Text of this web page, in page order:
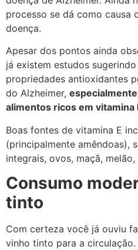
processo se dá como causa
doença.
Apesar dos pontos ainda
já existem estudos
propriedades antioxidantes
do Alzheimer,
alimentos ricos em vitamina
Boas fontes de vitamina E
(principalmente amêndoas),
integrais, ovos, maçã,
Consumo
tinto
Com certeza você já ouviu
vinho tinto para a